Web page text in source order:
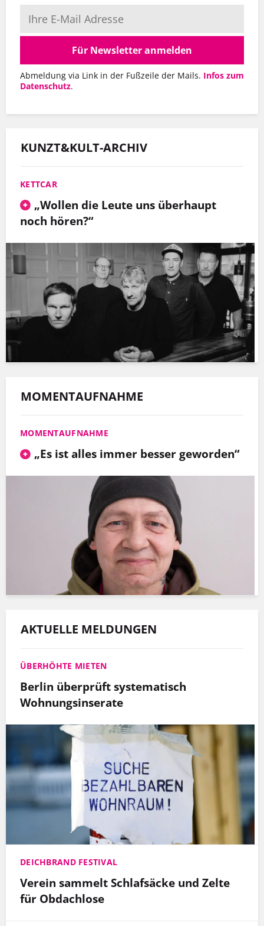
Für Newsletter anmelden
Abmeldung via Link in der Fußzeile der Mails. Infos zum
Datenschutz.
KUNZT&KULT-ARCHIV
KETTCAR
„Wollen die Leute uns überhaupt
noch hören?“
MOMENTAUFNAHME
MOMENTAUFNAHME
„Es ist alles immer besser geworden“
AKTUELLE MELDUNGEN
ÜBERHÖHTE MIETEN
Berlin überprüft systematisch
Wohnungsinserate
DEICHBRAND FESTIVAL
Verein sammelt Schlafsäcke und Zelte
für Obdachlose